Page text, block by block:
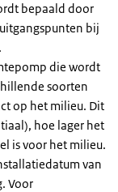
bepaald door
bij
die wordt
soorten
op het milieu. Dit
hoe lager het
is voor het milieu.
van
Voor